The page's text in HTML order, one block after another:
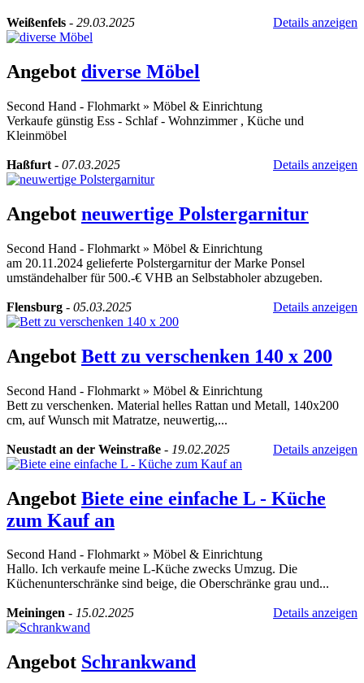
Weißenfels - 29.03.2025 Details anzeigen
Angebot diverse Möbel
Second Hand - Flohmarkt » Möbel & Einrichtung
Verkaufe günstig Ess - Schlaf - Wohnzimmer , Küche und
Kleinmöbel
Haßfurt - 07.03.2025 Details anzeigen
Angebot neuwertige Polstergarnitur
Second Hand - Flohmarkt » Möbel & Einrichtung
am 20.11.2024 gelieferte Polstergarnitur der Marke Ponsel
umständehalber für 500.-€ VHB an Selbstabholer abzugeben.
Flensburg - 05.03.2025 Details anzeigen
Angebot Bett zu verschenken 140 x 200
Second Hand - Flohmarkt » Möbel & Einrichtung
Bett zu verschenken. Material helles Rattan und Metall, 140x200
cm, auf Wunsch mit Matratze, neuwertig,...
Neustadt an der Weinstraße - 19.02.2025 Details anzeigen
Angebot Biete eine einfache L - Küche
zum Kauf an
Second Hand - Flohmarkt » Möbel & Einrichtung
Hallo. Ich verkaufe meine L-Küche zwecks Umzug. Die
Küchenunterschränke sind beige, die Oberschränke grau und...
Meiningen - 15.02.2025 Details anzeigen
Angebot Schrankwand